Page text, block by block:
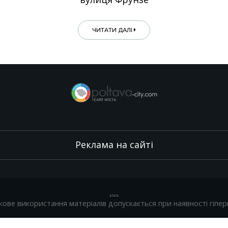
ЧИТАТИ ДАЛІ
Реклама на сайті
.,.,.
використання матеріалів допускається при наявності